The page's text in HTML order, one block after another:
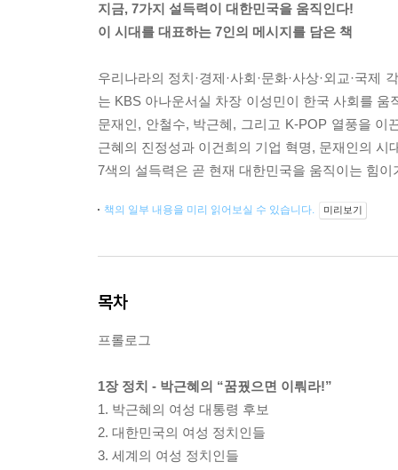
지금, 7가지 설득력이 대한민국을 움직인다!
이 시대를 대표하는 7인의 메시지를 담은 책
우리나라의 정치·경제·사회·문화·사상·외교·국
는 KBS 아나운서실 차장 이성민이 한국 사회를
문재인, 안철수, 박근혜, 그리고 K-POP 열풍을
근혜의 진정성과 이건희의 기업 혁명, 문재인의
7색의 설득력은 곧 현재 대한민국을 움직이는 힘
책의 일부 내용을 미리 읽어보실 수 있습니다. 미리보기
목차
프롤로그
1장 정치 - 박근혜의 “꿈꿨으면 이뤄라!”
1. 박근혜의 여성 대통령 후보
2. 대한민국의 여성 정치인들
3. 세계의 여성 정치인들